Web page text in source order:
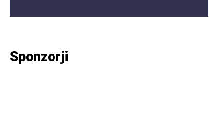
Sponzorji